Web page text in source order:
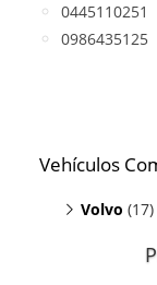
0445110251
0986435125
Vehículos
Volvo (17)
C30